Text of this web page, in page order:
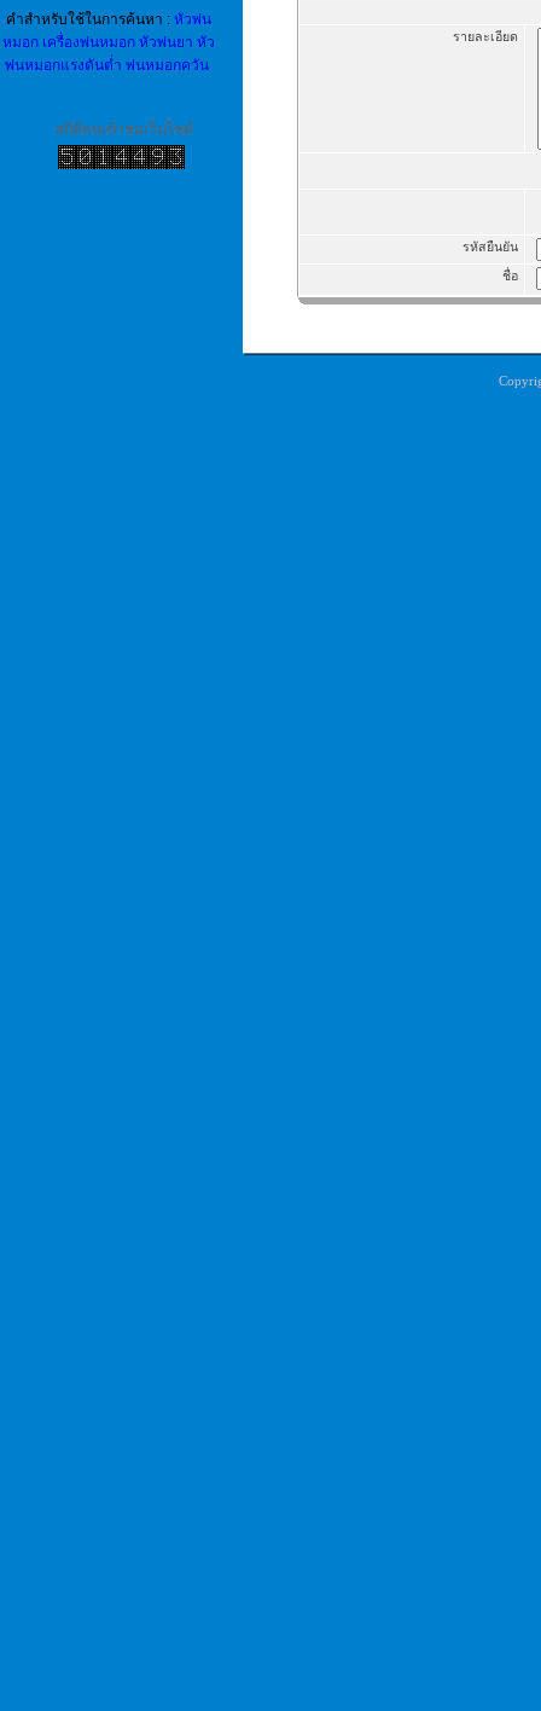
คำสำหรับใช้ในการค้นหา :หัวพ่น
หมอก เครื่องพ่นหมอก หัวพ่นยา หัว
พ่นหมอกแรงดันต่ำ พ่นหมอกควัน
สถิติคนเข้าชมเว็บไซต์
รายละเอียด
รหัสยืนยัน
ชื่อ